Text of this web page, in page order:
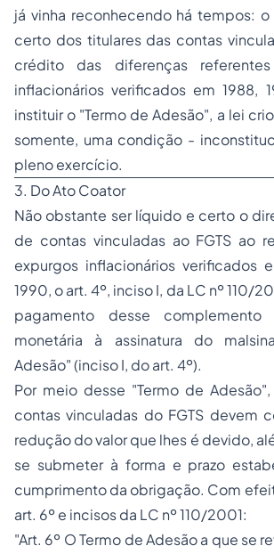
já vinha reconhecendo há tempos: o
certo dos titulares das contas
crédito das diferenças
inflacionários verificados em 1988,
instituir o "Termo de Adesão", a lei
somente, uma condição -
pleno exercício.
3. Do Ato Coator
Não obstante serlíquido e certo o
de contas vinculadas ao FGTS ao
expurgos inflacionários verificados
1990, o art. 4º, inciso I, da LC nº 110/
pagamento desse complemento
monetária à assinatura do
Adesão" (inciso I, do art. 4º).
Por meio desse "Termo de
contas vinculadas do FGTS devem
redução do valor que lhes é devido,
se submeter à forma e prazo
cumprimento da obrigação. Com
art. 6º e incisos da LC nº 110/2001:
"Art. 6º O Termo de Adesão a que se